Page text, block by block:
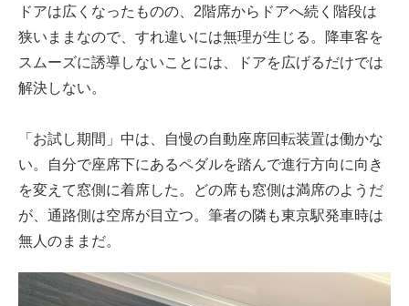
ドアは広くなったものの、2階席からドアへ続く階段は
狭いままなので、すれ違いには無理が生じる。降車客を
スムーズに誘導しないことには、ドアを広げるだけでは
解決しない。
「お試し期間」中は、自慢の自動座席回転装置は働かな
い。自分で座席下にあるペダルを踏んで進行方向に向き
を変えて窓側に着席した。どの席も窓側は満席のようだ
が、通路側は空席が目立つ。筆者の隣も東京駅発車時は
無人のままだ。